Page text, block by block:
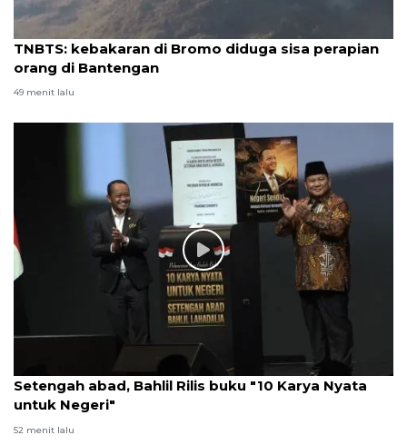
TNBTS: kebakaran di Bromo diduga sisa perapian
orang di Bantengan
49 menit lalu
Setengah abad, Bahlil Rilis buku "10 Karya Nyata
untuk Negeri"
52 menit lalu